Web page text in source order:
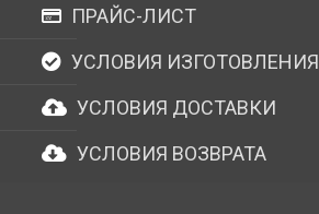
ПРАЙС-ЛИСТ
УСЛОВИЯ ИЗГОТОВЛЕНИЯ
УСЛОВИЯ ДОСТАВКИ
УСЛОВИЯ ВОЗВРАТА